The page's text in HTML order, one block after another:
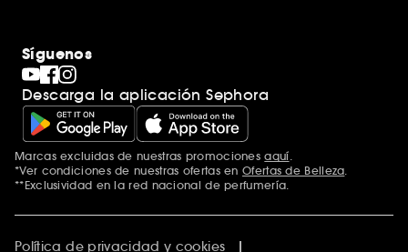
Síguenos
Descarga la aplicación Sephora
Marcas excluidas de nuestras promocionesaquí
*Ver condiciones de nuestras ofertas en Ofertas de Belleza
**Exclusividad en la red nacional de perfumería.
Política de privacidad y cookies